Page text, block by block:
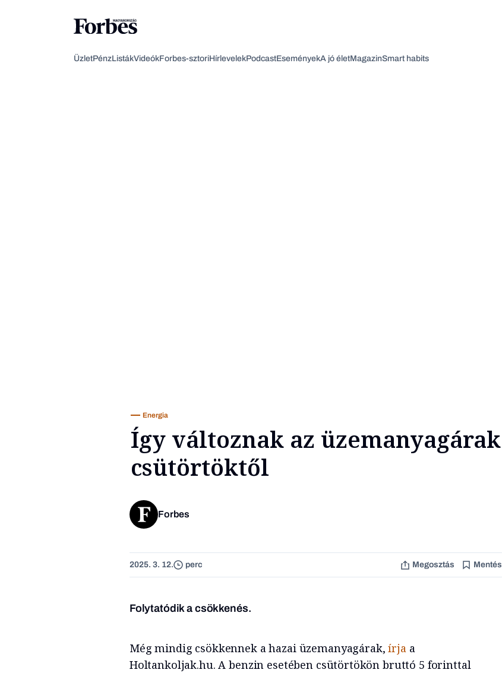
ÜzletPénzListákVideókForbes-sztoriHírlevelekPodcastEseményekA jó életMagazinSmart habits
Energia
Így változnak az üzemanyagárak
csütörtöktől
Forbes
2025. 3. 12. perc Megosztás Mentés
Folytatódik a csökkenés.
Még mindig csökkennek a hazai üzemanyagárak,írja a
Holtankoljak.hu. A benzin esetében csütörtökön bruttó 5 forinttal